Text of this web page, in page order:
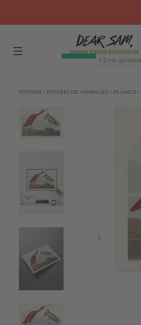
PÓSTERS / PÓSTERS DE ANIMALES / PÁJAROS /